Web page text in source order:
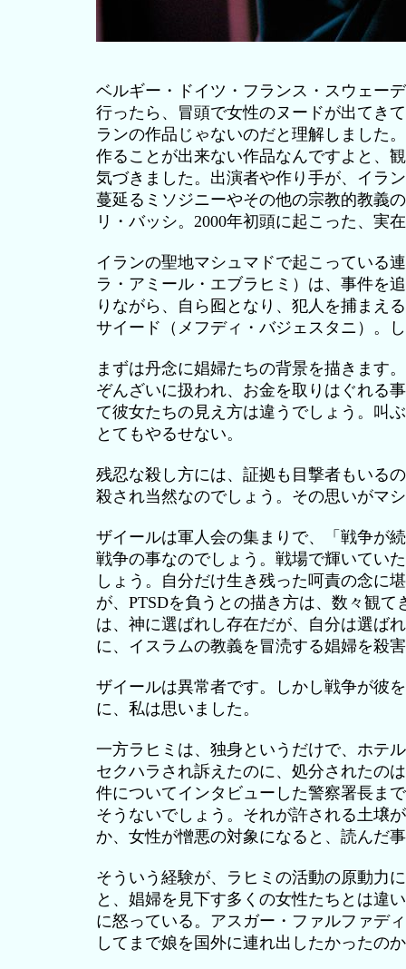
ベルギー・ドイツ・フランス・スウェー
行ったら、冒頭で女性のヌードが出てき
ランの作品じゃないのだと理解しました
作ることが出来ない作品なんですよと、
気づきました。出演者や作り手が、イラ
蔓延るミソジニーやその他の宗教的教義
リ・バッシ。2000年初頭に起こった、実
イランの聖地マシュマドで起こっている
ラ・アミール・エブラヒミ）は、事件を
りながら、自ら囮となり、犯人を捕まえ
サイード（メフディ・バジェスタニ）。
まずは丹念に娼婦たちの背景を描きます
ぞんざいに扱われ、お金を取りはぐれる
て彼女たちの見え方は違うでしょう。叫
とてもやるせない。
残忍な殺し方には、証拠も目撃者もいる
殺され当然なのでしょう。その思いがマ
ザイールは軍人会の集まりで、「戦争が
戦争の事なのでしょう。戦場で輝いてい
しょう。自分だけ生き残った呵責の念に
が、PTSDを負うとの描き方は、数々観
は、神に選ばれし存在だが、自分は選ば
に、イスラムの教義を冒涜する娼婦を殺
ザイールは異常者です。しかし戦争が彼
に、私は思いました。
一方ラヒミは、独身というだけで、ホテ
セクハラされ訴えたのに、処分されたの
件についてインタビューした警察署長ま
そうないでしょう。それが許される土壌
か、女性が憎悪の対象になると、読んだ
そういう経験が、ラヒミの活動の原動力
と、娼婦を見下す多くの女性たちとは違
に怒っている。アスガー・ファルファデ
してまで娘を国外に連れ出したかったの